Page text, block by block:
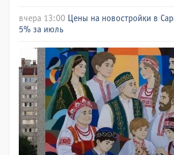
вчера 13:00 Цены на новостройки в
5% за июль